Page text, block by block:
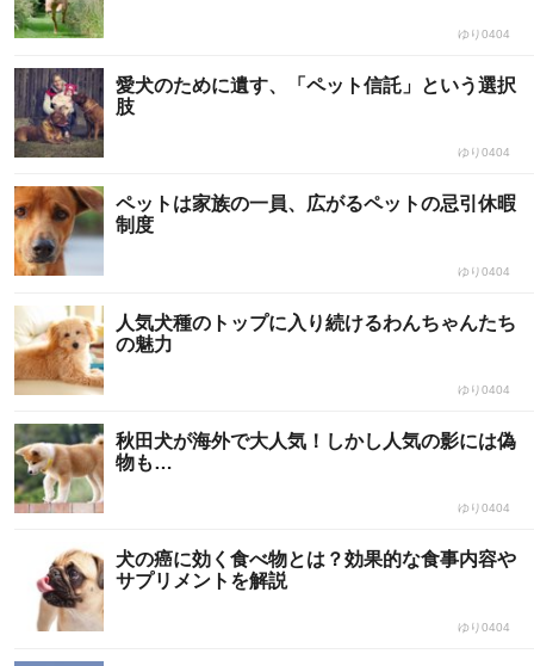
ゆり0404
愛犬のために遺す、「ペット信託」という選択
肢
ゆり0404
ペットは家族の一員、広がるペットの忌引休暇
制度
ゆり0404
人気犬種のトップに入り続けるわんちゃんたち
の魅力
ゆり0404
秋田犬が海外で大人気！しかし人気の影には偽
物も…
ゆり0404
犬の癌に効く食べ物とは？効果的な食事内容や
サプリメントを解説
ゆり0404